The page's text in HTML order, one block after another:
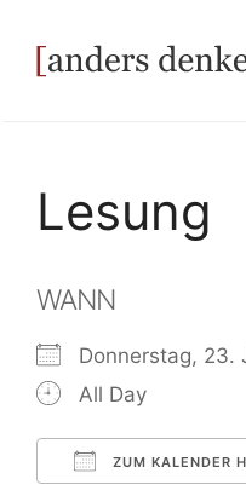
Inhalt
springen
Lesung
WANN
Donnerstag,
All Day
ZUM KALENDER